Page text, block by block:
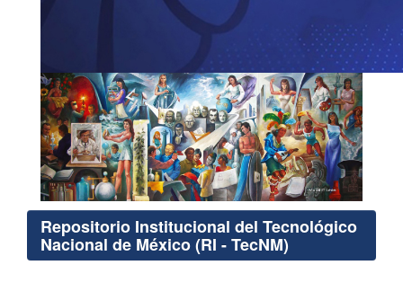
Repositorio Institucional del Tecnológico
Nacional de México (RI - TecNM)